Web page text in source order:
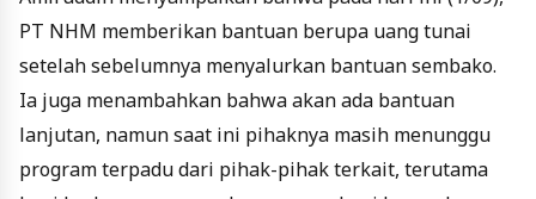
PT NHM memberikan bantuan berupa uang tunai
setelah sebelumnya menyalurkan bantuan sembako.
Ia juga menambahkan bahwa akan ada bantuan
lanjutan, namun saat ini pihaknya masih menunggu
program terpadu dari pihak-pihak terkait, terutama